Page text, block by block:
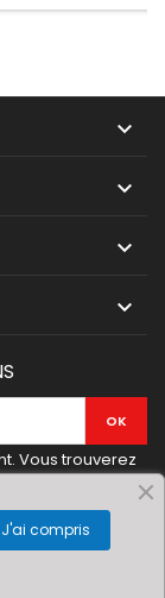




Vous trouverez
les conditions
J'ai compris